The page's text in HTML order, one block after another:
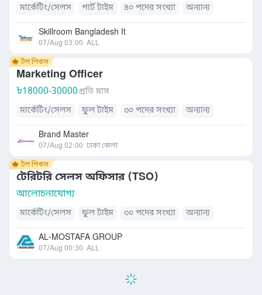
মার্কেটিং/সেলস
পার্ট টাইম ৪০ পদের সংখ্যা অন্যান্য
Skillroom Bangladesh It
07/Aug 03:00 ALL
Marketing Officer
৳18000-30000প্রতি মাস
মার্কেটিং/সেলস
ফুল টাইম ৩০ পদের সংখ্যা অন্যান্য
Brand Master
07/Aug 02:00 ঢাকা জেলা
টেরিটরি সেলস অফিসার (TSO)
আলোচনাযোগ্য
মার্কেটিং/সেলস ফুল টাইম ৩০ পদের সংখ্যা অন্যান্য
AL-MOSTAFA GROUP
07/Aug 00:30 ALL